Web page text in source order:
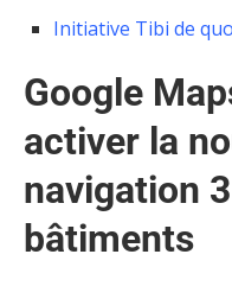
Initiative Tibi de
Google
activer la
navigation
bâtiments